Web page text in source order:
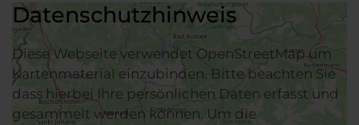
Datenschutzhinweis
Diese Webseite verwendet OpenStreetMap um
Kartenmaterial einzubinden. Bitte beachten Sie
dass hierbei Ihre persönlichen Daten erfasst und
gesammelt werden können. Um die